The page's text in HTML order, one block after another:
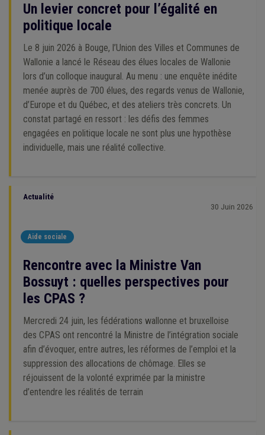
Un levier concret pour l’égalité en
politique locale
Le 8 juin 2026 à Bouge, l’Union des Villes et Communes de
Wallonie a lancé le Réseau des élues locales de Wallonie
lors d’un colloque inaugural. Au menu : une enquête inédite
menée auprès de 700 élues, des regards venus de Wallonie,
d’Europe et du Québec, et des ateliers très concrets. Un
constat partagé en ressort : les défis des femmes
engagées en politique locale ne sont plus une hypothèse
individuelle, mais une réalité collective.
Actualité
30 Juin 2026
Aide sociale
Rencontre avec la Ministre Van
Bossuyt : quelles perspectives pour
les CPAS ?
Mercredi 24 juin, les fédérations wallonne et bruxelloise
des CPAS ont rencontré la Ministre de l’intégration sociale
afin d’évoquer, entre autres, les réformes de l’emploi et la
suppression des allocations de chômage. Elles se
réjouissent de la volonté exprimée par la ministre
d’entendre les réalités de terrain